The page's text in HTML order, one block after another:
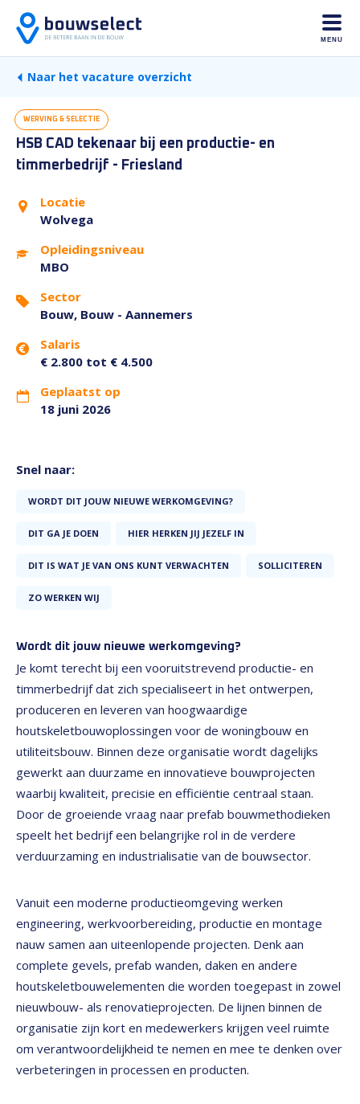
MENU
Naar het vacature overzicht
HSB CAD tekenaar bij een productie- en
timmerbedrijf - Friesland
WERVING & SELECTIE
Locatie
Wolvega
Opleidingsniveau
MBO
Sector
Bouw, Bouw - Aannemers
Salaris
€ 2.800 tot € 4.500
Geplaatst op
18 juni 2026
Snel naar:
WORDT DIT JOUW NIEUWE WERKOMGEVING?
DIT GA JE DOEN HIER HERKEN JIJ JEZELF IN
DIT IS WAT JE VAN ONS KUNT VERWACHTEN SOLLICITEREN
ZO WERKEN WIJ
Wordt dit jouw nieuwe werkomgeving?
Je komt terecht bij een vooruitstrevend productie- en
timmerbedrijf dat zich specialiseert in het ontwerpen,
produceren en leveren van hoogwaardige
houtskeletbouwoplossingen voor de woningbouw en
utiliteitsbouw. Binnen deze organisatie wordt dagelijks
gewerkt aan duurzame en innovatieve bouwprojecten
waarbij kwaliteit, precisie en efficiëntie centraal staan.
Door de groeiende vraag naar prefab bouwmethodieken
speelt het bedrijf een belangrijke rol in de verdere
verduurzaming en industrialisatie van de bouwsector.
Vanuit een moderne productieomgeving werken
engineering, werkvoorbereiding, productie en montage
nauw samen aan uiteenlopende projecten. Denk aan
complete gevels, prefab wanden, daken en andere
houtskeletbouwelementen die worden toegepast in zowel
nieuwbouw- als renovatieprojecten. De lijnen binnen de
organisatie zijn kort en medewerkers krijgen veel ruimte
om verantwoordelijkheid te nemen en mee te denken over
verbeteringen in processen en producten.